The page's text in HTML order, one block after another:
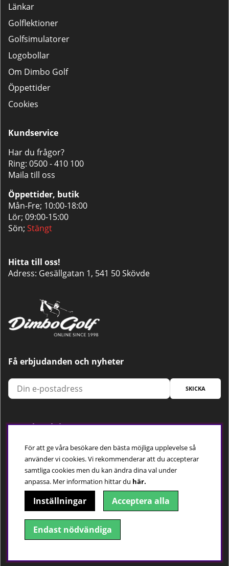
Länkar
Golflektioner
Golfsimulatorer
Logobollar
Om Dimbo Golf
Öppettider
Cookies
Kundservice
Har du frågor?
Ring: 0500 - 410 100
Maila till oss
Öppettider, butik
Mån-Fre; 10:00-18:00
Lör; 09:00-15:00
Sön; Stängt
Hitta till oss!
Adress: Gesällgatan 1, 541 50 Skövde
Få erbjudanden och nyheter
SKICKA
Trygg betalning
Följ oss
För att ge våra besökare den bästa möjliga upplevelse så
använder vi cookies. Vi rekommenderar att du accepterar
samtliga cookies men du kan ändra dina val under
anpassa. Mer information hittar du här.
Inställningar Acceptera alla
Endast nödvändiga